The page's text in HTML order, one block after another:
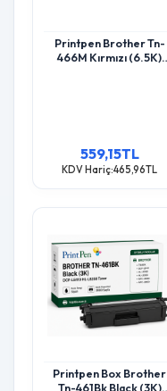
Printpen Brother Tn-
466M Kırmızı (6.5K)
559,15TL
KDV Hariç:465,96TL
Printpen Box Brother
Tn-461Bk Black (3K)